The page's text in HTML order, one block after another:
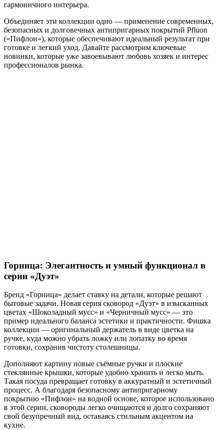
гармоничного интерьера.
Объединяет эти коллекции одно — применение современных,
безопасных и долговечных антипригарных покрытий Pfluon
(«Пифлон»), которые обеспечивают идеальный результат при
готовке и легкий уход. Давайте рассмотрим ключевые
новинки, которые уже завоевывают любовь хозяек и интерес
профессионалов рынка.
Горница: Элегантность и умный функционал в
серии «Дуэт»
Бренд «Горница» делает ставку на детали, которые решают
бытовые задачи. Новая серия сковород «Дуэт» в изысканных
цветах «Шоколадный мусс» и «Черничный мусс» — это
пример идеального баланса эстетики и практичности. Фишка
коллекции — оригинальный держатель в виде цветка на
ручке, куда можно убрать ложку или лопатку во время
готовки, сохранив чистоту столешницы.
Дополняют картину новые съёмные ручки и плоские
стеклянные крышки, которые удобно хранить и легко мыть.
Такая посуда превращает готовку в аккуратный и эстетичный
процесс. А благодаря безопасному антипригарному
покрытию «Пифлон» на водной основе, которое использовано
в этой серии, сковороды легко очищаются и долго сохраняют
свой безупречный вид, оставаясь стильным акцентом на
кухне.